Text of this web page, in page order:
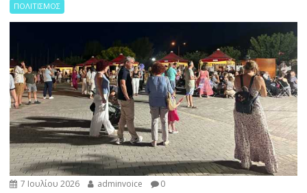
ΠΟΛΙΤΙΣΜΟΣ
7 Ιουλίου 2026 adminvoice 0